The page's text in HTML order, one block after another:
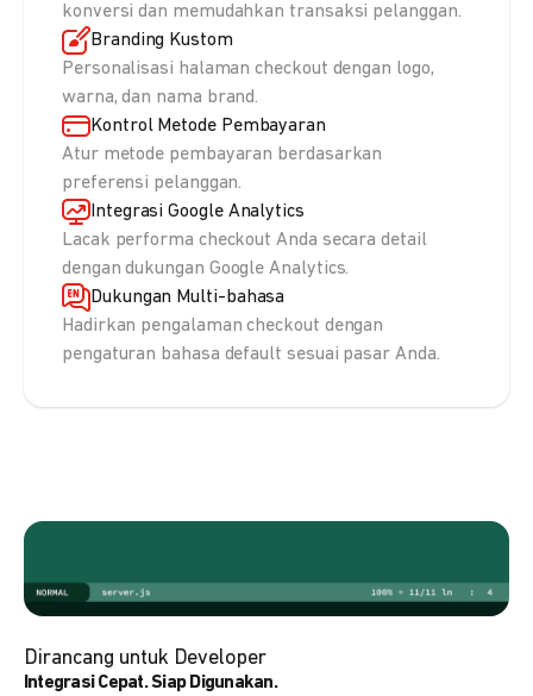
konversi dan memudahkan transaksi pelanggan.
Branding Kustom
Personalisasi halaman checkout dengan logo,
warna, dan nama brand.
Kontrol Metode Pembayaran
Atur metode pembayaran berdasarkan
preferensi pelanggan.
Integrasi Google Analytics
Lacak performa checkout Anda secara detail
dengan dukungan Google Analytics.
Dukungan Multi-bahasa
Hadirkan pengalaman checkout dengan
pengaturan bahasa default sesuai pasar Anda.
Dirancang untuk Developer
Integrasi Cepat. Siap Digunakan.